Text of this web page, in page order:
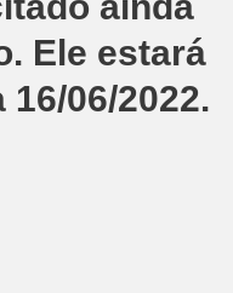
Ele estará
06/2022.